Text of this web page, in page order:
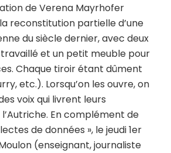
de Verena Mayrhofer
reconstitution partielle d’une
du siècle dernier, avec deux
et un petit meuble pour
Chaque tiroir étant dûment
etc.). Lorsqu’on les ouvre, on
voix qui livrent leurs
En complément de
de données », le jeudi 1er
(enseignant, journaliste